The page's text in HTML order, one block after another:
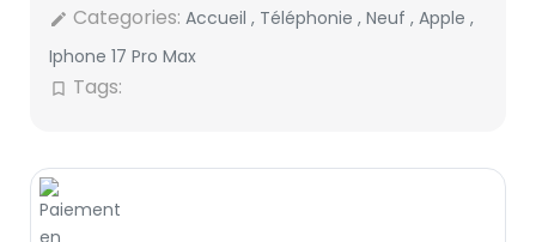
edit Categories: Accueil , Téléphonie , Neuf , Apple ,
Iphone 17 Pro Max
bookmark_border Tags: